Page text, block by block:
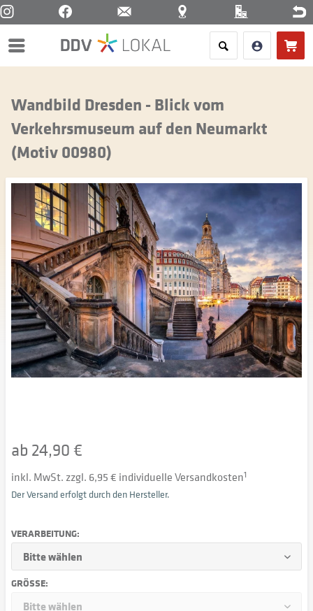
Menü
Wandbild Dresden - Blick vom
Verkehrsmuseum auf den Neumarkt
(Motiv 00980)
ab 24,90 €
inkl. MwSt. zzgl. 6,95 € individuelle Versandkosten1
Der Versand erfolgt durch den Hersteller.
VERARBEITUNG:
GRÖSSE: